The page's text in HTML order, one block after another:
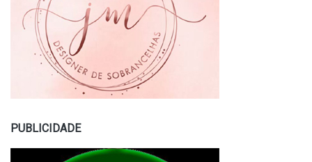
PUBLICIDADE